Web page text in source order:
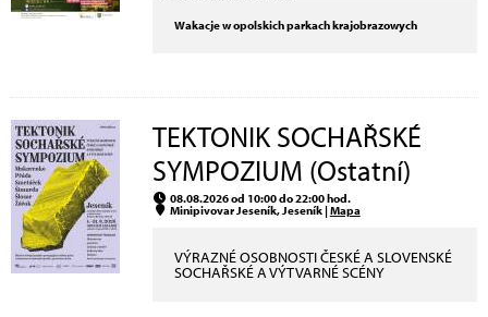
Wakacje w opolskich parkach krajobrazowych
TEKTONIK SOCHAŘSKÉ
SYMPOZIUM (Ostatní)
08.08.2026 od 10:00 do 22:00 hod.
Minipivovar Jeseník, Jeseník |Mapa
VÝRAZNÉ OSOBNOSTI ČESKÉ A SLOVENSKÉ
SOCHAŘSKÉ A VÝTVARNÉ SCÉNY